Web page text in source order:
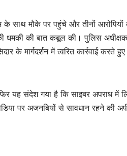
के साथ मौके पर पहुंचे और तीनों
की बात कबूल की। पुलिस अधीक्षक
के मार्गदर्शन में त्वरित कार्रवाई करते
यह संदेश गया है कि साइबर अपराध में
पर अजनबियों से सावधान रहने की